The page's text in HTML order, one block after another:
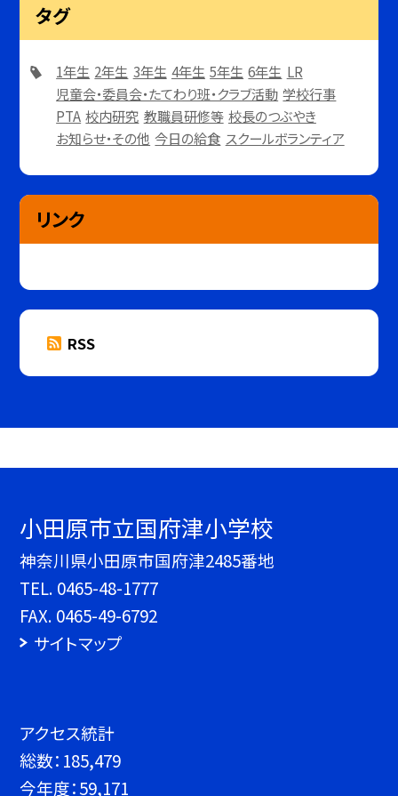
タグ
1年生 2年生 3年生 4年生 5年生 6年生 LR
児童会・委員会・たてわり班・クラブ活動 学校行事
PTA 校内研究 教職員研修等 校長のつぶやき
お知らせ・その他 今日の給食 スクールボランティア
リンク
RSS
小田原市立国府津小学校
神奈川県小田原市国府津2485番地
TEL. 0465-48-1777
FAX. 0465-49-6792
サイトマップ
アクセス統計
総数： 185,479
今年度：59,171